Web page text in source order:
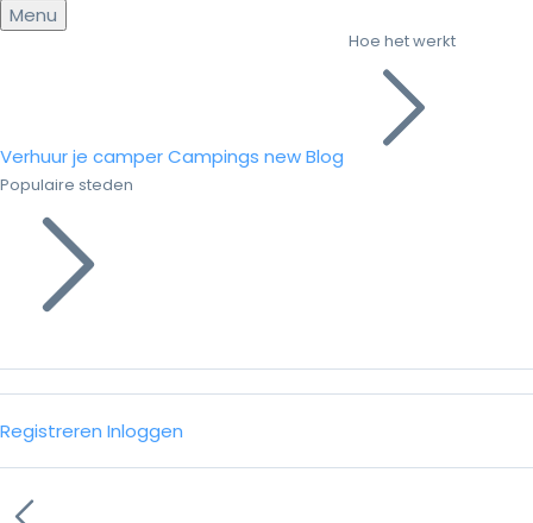
Menu
Verhuur je camperCampings newBlog
Hoe het werkt
Populaire steden
Registreren Inloggen